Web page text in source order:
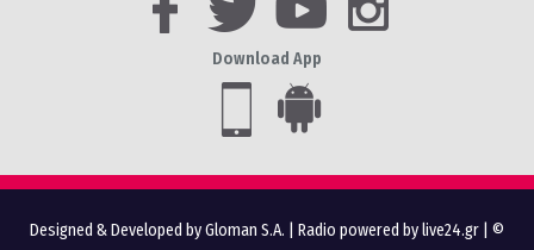
Download App
Designed & Developed by Gloman S.A. Radio powered by live24.gr | ©